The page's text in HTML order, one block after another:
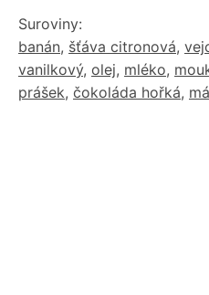
Suroviny:
banán, šťáva citronová,
vanilkový, olej, mléko,
prášek, čokoláda hořká,